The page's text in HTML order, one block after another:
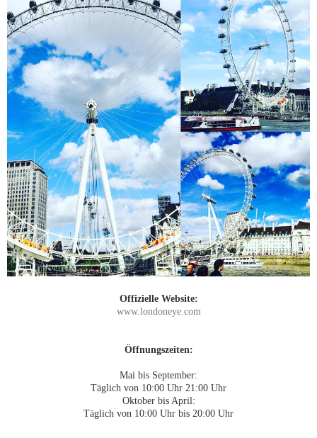
Offizielle Website:
www.londoneye.com
Öffnungszeiten:
Mai bis September:
Täglich von 10:00 Uhr 21:00 Uhr
Oktober bis April:
Täglich von 10:00 Uhr bis 20:00 Uhr